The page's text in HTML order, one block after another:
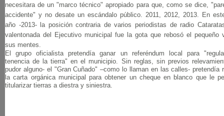
necesitara de un "marco técnico" apropiado para que, como se dice,
accidente" y no desate un escándalo público. 2011, 2012, 2013. En
año -2013- la posición contraria de varios periodistas de radio
valentonada del Ejecutivo municipal fue la gota que rebosó el pequeño
sus mentes.
El grupo oficialista pretendía ganar un referéndum local para
tenencia de la tierra" en el municipio. Sin reglas, sin previos
pudor alguno- el "Gran Cuñado" –como lo llaman en las calles- pretendía
la carta orgánica municipal para obtener un cheque en blanco que le
titularizar tierras a diestra y siniestra.